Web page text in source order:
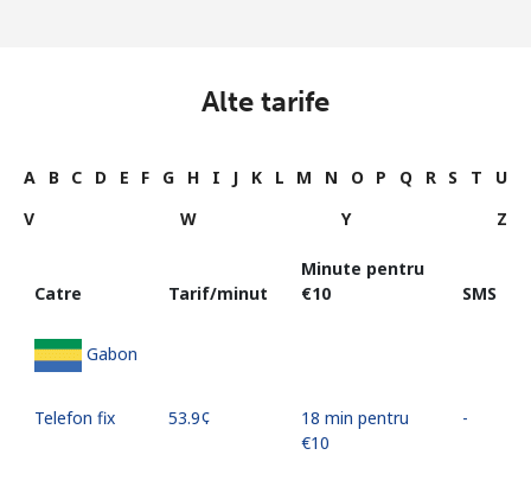
Alte tarife
A B C D E F G H I J K L M N O P Q R S T
U
V
W Y Z
Catre Tarif/minut
Minute pentru
⁦€10⁩
SMS
Gabon
Telefon fix ⁦53.9¢⁩
18 min pentru
⁦€10⁩
-